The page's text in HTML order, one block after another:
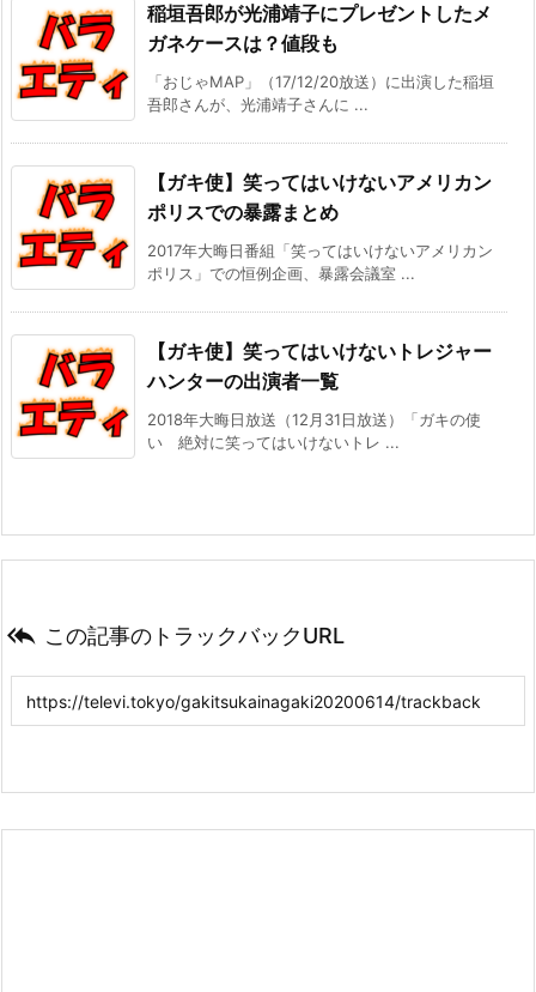
稲垣吾郎が光浦靖子にプレゼントしたメ
ガネケースは？値段も
「おじゃMAP」（17/12/20放送）に出演した稲垣
吾郎さんが、光浦靖子さんに ...
【ガキ使】笑ってはいけないアメリカン
ポリスでの暴露まとめ
2017年大晦日番組「笑ってはいけないアメリカン
ポリス」での恒例企画、暴露会議室 ...
【ガキ使】笑ってはいけないトレジャー
ハンターの出演者一覧
2018年大晦日放送（12月31日放送）「ガキの使
い 絶対に笑ってはいけないトレ ...
 この記事のトラックバックURL